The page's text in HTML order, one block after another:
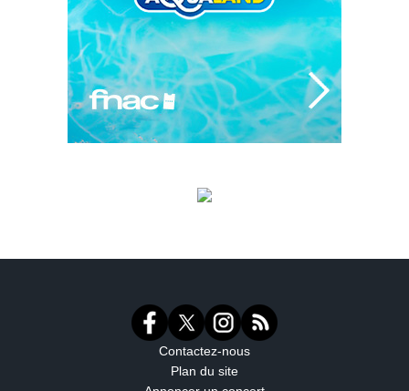
Contactez-nous
Plan du site